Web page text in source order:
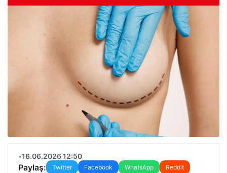
•16.06.2026 12:50
Paylaş: Twitter Facebook WhatsApp
Reddit